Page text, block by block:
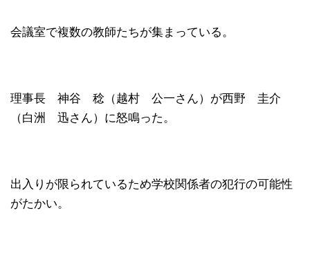
会議室で複数の教師たちが集まっている。
理事長 神谷 稔（越村 公一さん）が西野 圭介
（白洲 迅さん）に怒鳴った。
出入りが限られているため学校関係者の犯行の可能性
がたかい。